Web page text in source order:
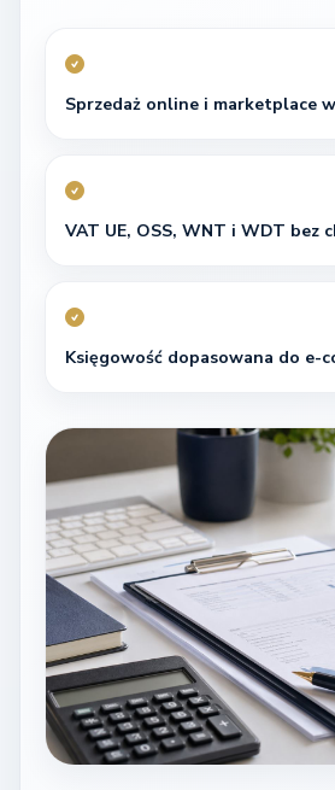
Sprzedaż online i marketplace
VAT UE, OSS, WNT i WDT bez
Księgowość dopasowana do e-